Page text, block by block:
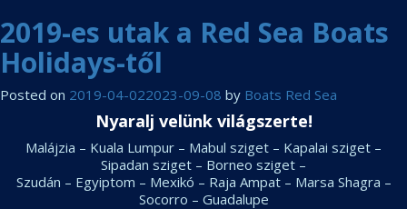
2019-es utak a Red Sea Boats
Holidays-től
Posted on 2019-04-022023-09-08 by Boats Red Sea
Nyaralj velünk világszerte!
Malájzia – Kuala Lumpur – Mabul sziget – Kapalai sziget –
Sipadan sziget – Borneo sziget –
Szudán – Egyiptom – Mexikó – Raja Ampat – Marsa Shagra –
Socorro – Guadalupe